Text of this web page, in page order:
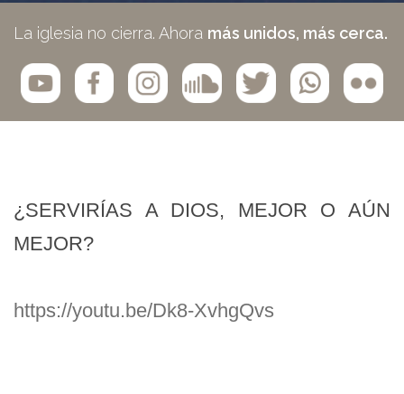
La iglesia no cierra. Ahora más unidos, más cerca.
¿SERVIRÍAS A DIOS, MEJOR O AÚN
MEJOR?
https://youtu.be/Dk8-XvhgQvs